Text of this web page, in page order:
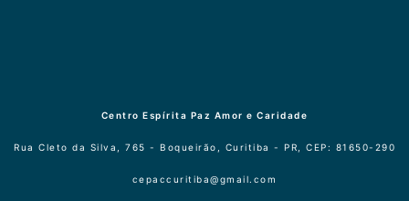
Centro Espírita Paz Amor e Caridade
Rua Cleto da Silva, 765 - Boqueirão, Curitiba - PR, CEP: 81650-290
cepaccuritiba@gmail.com